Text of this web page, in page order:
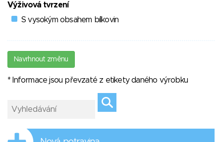
Výživová tvrzení
S vysokým obsahem bílkovin
Navrhnout změnu
* Informace jsou převzaté z etikety daného výrobku